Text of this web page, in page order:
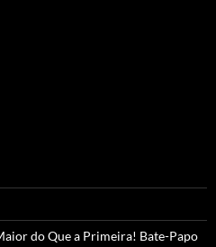
do Que a Primeira! Bate-Papo